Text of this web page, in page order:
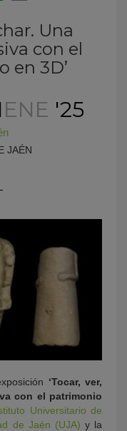
Una
con el
en 3D’
ENE '25
JAÉN
‘Tocar, ver,
con el patrimonio
Universitario de
de Jaén (UJA) y la